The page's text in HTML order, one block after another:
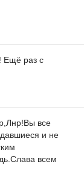
Ещё раз с
все
и не
всем